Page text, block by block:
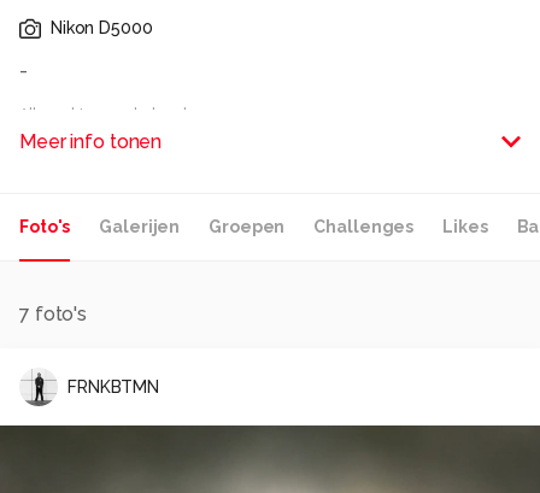
Nikon D5000
-
Alle rechten voorbehouden
Meer info tonen
Foto's Galerijen Groepen Challenges Likes
7 foto's
FRNKBTMN